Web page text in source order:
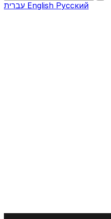
English Русский